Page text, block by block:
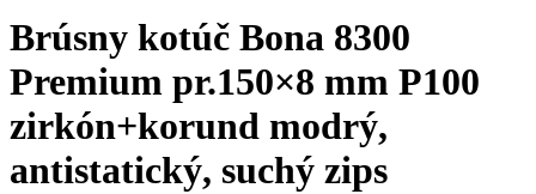
Brúsny kotúč Bona 8300
Premium pr.150×8 mm P100
zirkón+korund modrý,
antistatický, suchý zips